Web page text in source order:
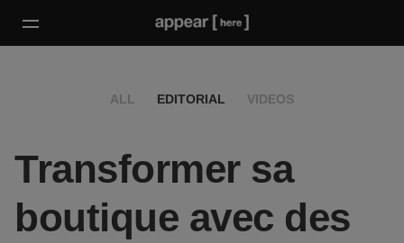
ALL EDITORIAL VIDEOS
Transformer sa
boutique avec des